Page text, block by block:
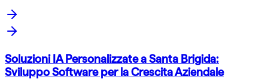
Soluzioni IA Personalizzate a Santa Brigida:
Sviluppo Software per la Crescita Aziendale